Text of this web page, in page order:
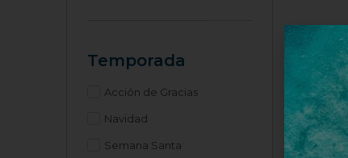
Temporada
Acción de Gracias
Navidad
Semana Santa